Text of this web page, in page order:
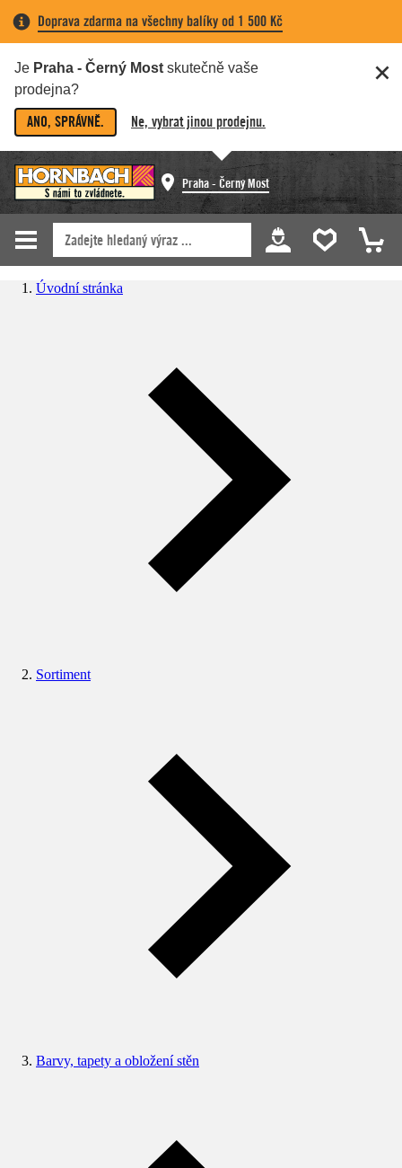
Doprava zdarma na všechny balíky od 1 500 Kč
Je Praha - Černý Most skutečně vaše
prodejna?
ANO, SPRÁVNĚ. Ne, vybrat jinou prodejnu.
Praha - Černý Most
Úvodní stránka
Sortiment
Barvy, tapety a obložení stěn